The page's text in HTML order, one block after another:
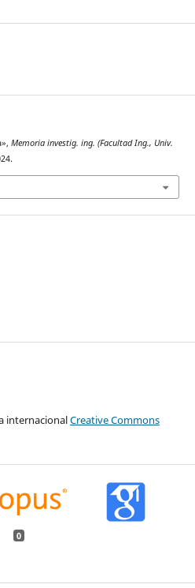
Memoria investig. ing. (Facultad Ing., Univ.
internacionalCreative Commons
0